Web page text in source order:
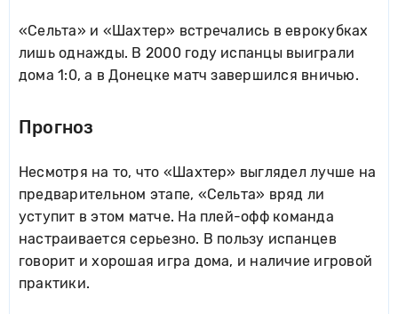
«Сельта» и «Шахтер» встречались в еврокубках
лишь однажды. В 2000 году испанцы выиграли
дома 1:0, а в Донецке матч завершился вничью.
Прогноз
Несмотря на то, что «Шахтер» выглядел лучше на
предварительном этапе, «Сельта» вряд ли
уступит в этом матче. На плей-офф команда
настраивается серьезно. В пользу испанцев
говорит и хорошая игра дома, и наличие игровой
практики.